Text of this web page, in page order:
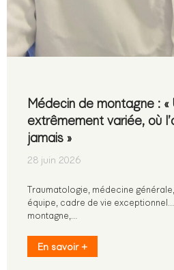
Médecin de montagne :
extrêmement variée, où
jamais »
28 juin 2026
Traumatologie, médecine
équipe, cadre de vie
montagne,…
En savoir +